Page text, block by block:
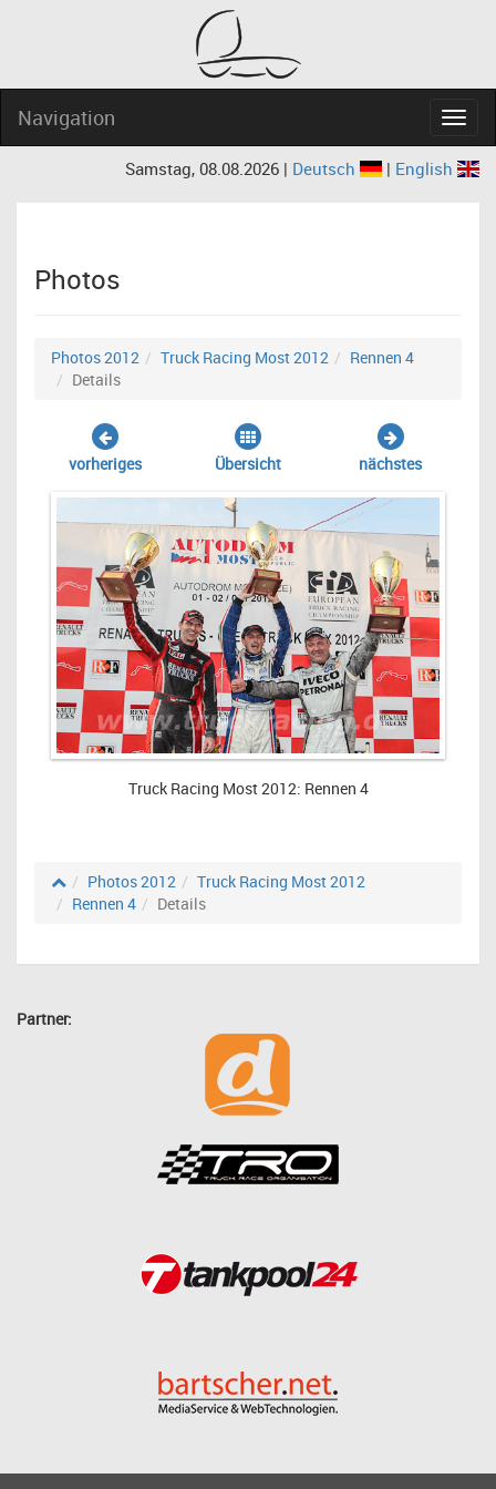
Navigation
Samstag, 08.08.2026 | Deutsch | English
Photos
Photos 2012 Truck Racing Most 2012
Rennen 4
Details
vorheriges Übersicht nächstes
Truck Racing Most 2012: Rennen 4
Photos 2012
Truck Racing Most 2012
Rennen 4
Details
Partner: